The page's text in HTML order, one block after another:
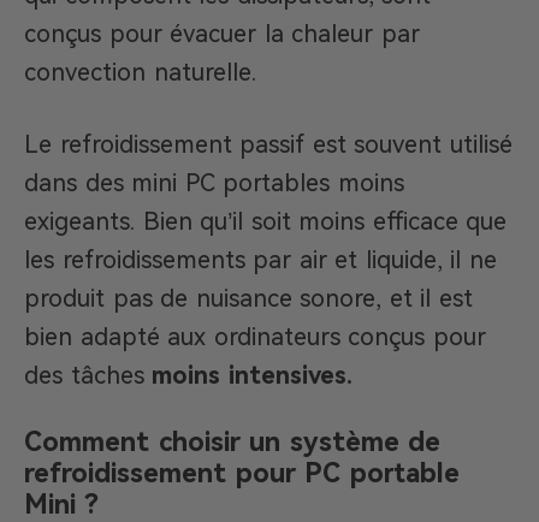
conçus pour évacuer la chaleur par
convection naturelle.
Le refroidissement passif est souvent utilisé
dans des mini PC portables moins
exigeants. Bien qu’il soit moins efficace que
les refroidissements par air et liquide, il ne
produit pas de nuisance sonore, et il est
bien adapté aux ordinateurs conçus pour
des tâches moins intensives.
Comment choisir un système de
refroidissement pour PC portable
Mini ?